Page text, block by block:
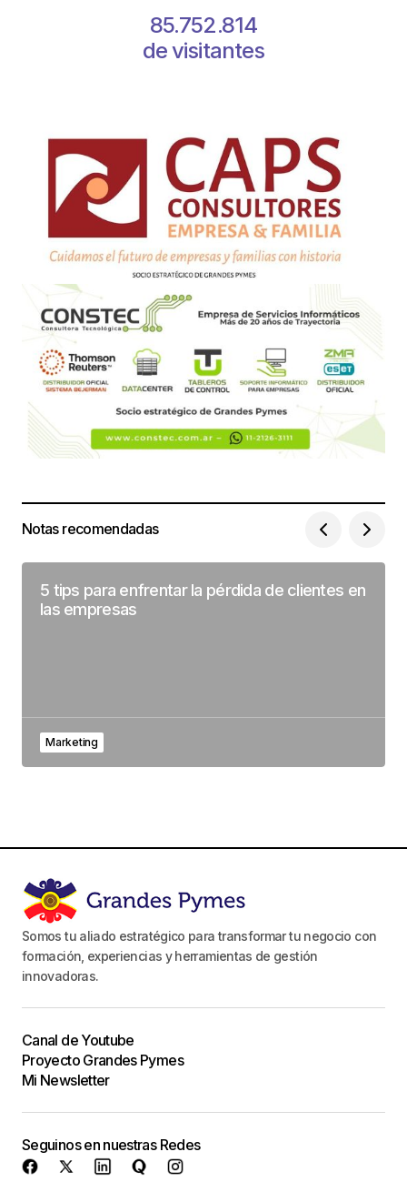
85.752.814
de visitantes
Notas recomendadas
5 tips para enfrentar la pérdida de clientes en
las empresas
Marketing
Somos tu aliado estratégico para transformar tu negocio con
formación, experiencias y herramientas de gestión
innovadoras.
Canal de Youtube
Proyecto Grandes Pymes
Mi Newsletter
Seguinos en nuestras Redes